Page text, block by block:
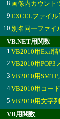
8 画像内カウント
9 EXCELファイ
10 別名同一ファイ
VB.NET用関数
1 VB2010用Exif
2 VB2010用POP3
3 VB2010用
4VB2010用コー
5 VB2010用文字
VB用関数